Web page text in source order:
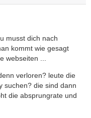
musst dich nach
kommt wie gesagt
webseiten ...
verloren? leute die
suchen? die sind dann
die absprungrate und